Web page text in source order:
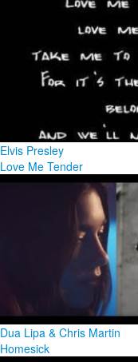
Elvis Presley
Love Me Tender
Dua Lipa & Chris Martin
Homesick